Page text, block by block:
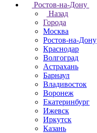
Ростов-на-Дону
Назад
Города
Москва
Ростов-на-Дону
Краснодар
Волгоград
Астрахань
Барнаул
Владивосток
Воронеж
Екатеринбург
Ижевск
Иркутск
Казань